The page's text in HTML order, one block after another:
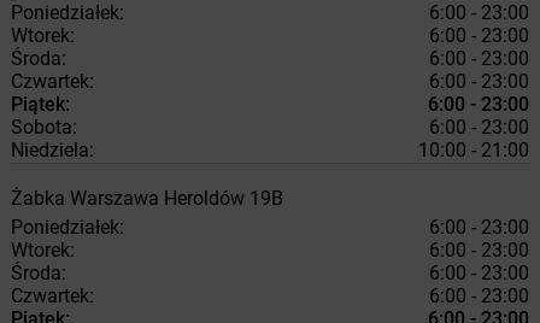
Poniedziałek:
6:00 - 23:00
Wtorek:
6:00 - 23:00
Środa:
6:00 - 23:00
Czwartek:
6:00 - 23:00
Piątek:
6:00 - 23:00
Sobota:
6:00 - 23:00
Niedziela:
10:00 - 21:00
Żabka Warszawa Heroldów 19B
Poniedziałek:
6:00 - 23:00
Wtorek:
6:00 - 23:00
Środa:
6:00 - 23:00
Czwartek:
6:00 - 23:00